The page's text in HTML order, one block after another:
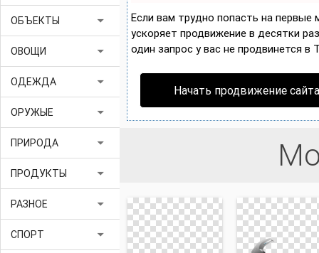
ОБЪЕКТЫ arrow_drop_down
ОВОЩИ arrow_drop_down
ОДЕЖДА arrow_drop_down
ОРУЖЫЕ arrow_drop_down
ПРИРОДА arrow_drop_down
ПРОДУКТЫ arrow_drop_down
РАЗНОЕ arrow_drop_down
СПОРТ arrow_drop_down
Если вам трудно попасть на первые
ускоряет продвижение в десятки
один запрос у вас не продвинется в
Начать продвижение сайта